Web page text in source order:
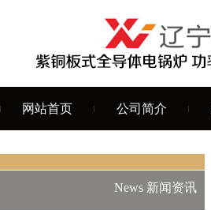
网站首页 公司简介
News 新闻资讯